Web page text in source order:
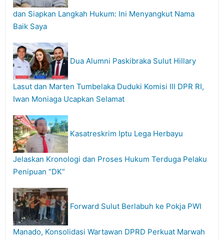
dan Siapkan Langkah Hukum: Ini Menyangkut Nama
Baik Saya
Dua Alumni Paskibraka Sulut Hillary
Lasut dan Marten Tumbelaka Duduki Komisi III DPR RI,
Iwan Moniaga Ucapkan Selamat
Kasatreskrim Iptu Lega Herbayu
Jelaskan Kronologi dan Proses Hukum Terduga Pelaku
Penipuan “DK”
Forward Sulut Berlabuh ke Pokja PWI
Manado, Konsolidasi Wartawan DPRD Perkuat Marwah